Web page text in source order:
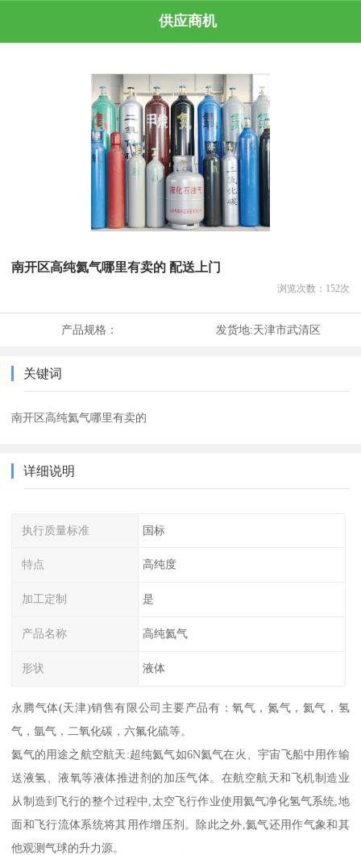
供应商机
南开区高纯氦气哪里有卖的 配送上门
浏览次数： 152次
产品规格： 发货地:天津市武清区
关键词
南开区高纯氦气哪里有卖的
详细说明
执行质量标准 国标
特点 高纯度
加工定制 是
产品名称 高纯氦气
形状 液体
永腾气体(天津)销售有限公司主要产品有：氧气，氮气，氦气，氢
气，氩气，二氧化碳，六氟化硫等。
氦气的用途之航空航天:超纯氦气如6N氦气在火、宇宙飞船中用作输
送液氢、液氧等液体推进剂的加压气体。在航空航天和飞机制造业
从制造到飞行的整个过程中,太空飞行作业使用氦气净化氢气系统,地
面和飞行流体系统将其用作增压剂。除此之外,氦气还用作气象和其
他观测气球的升力源。